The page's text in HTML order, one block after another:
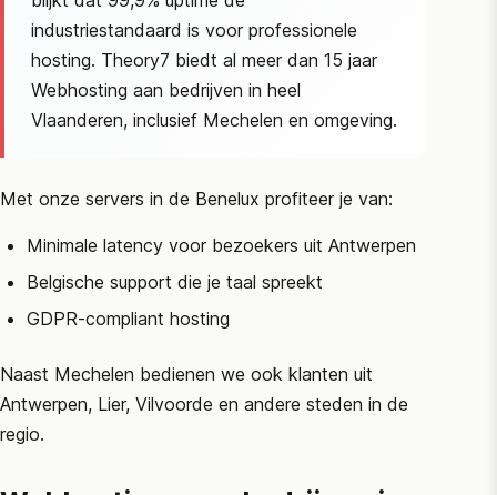
industriestandaard is voor professionele
hosting. Theory7 biedt al meer dan 15 jaar
Webhosting aan bedrijven in heel
Vlaanderen, inclusief Mechelen en omgeving.
Met onze servers in de Benelux profiteer je van:
Minimale latency voor bezoekers uit Antwerpen
Belgische support die je taal spreekt
GDPR-compliant hosting
Naast Mechelen bedienen we ook klanten uit
Antwerpen, Lier, Vilvoorde en andere steden in de
regio.